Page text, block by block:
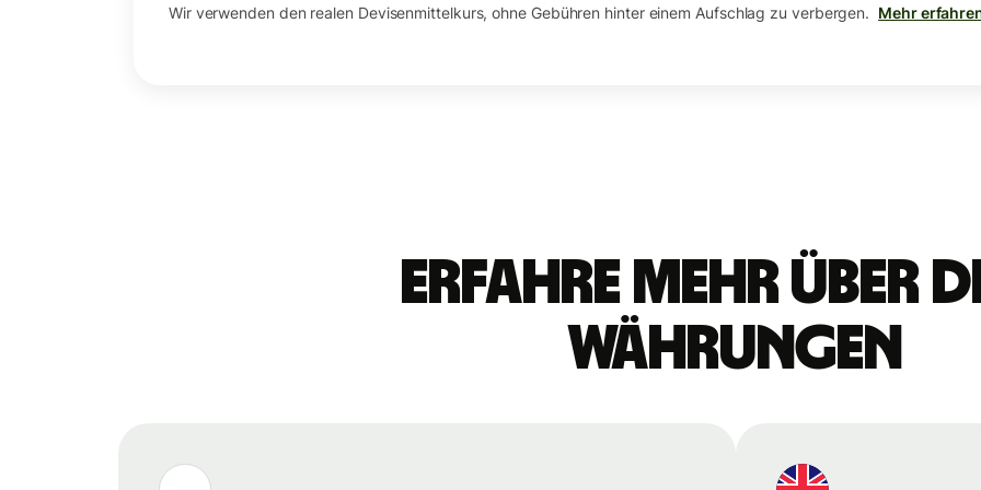
Wir verwenden den realen Devisenmittelkurs, ohne Gebühren hinter einem Aufschlag zu verbergen. Mehr
Erfahre mehr über
Währungen